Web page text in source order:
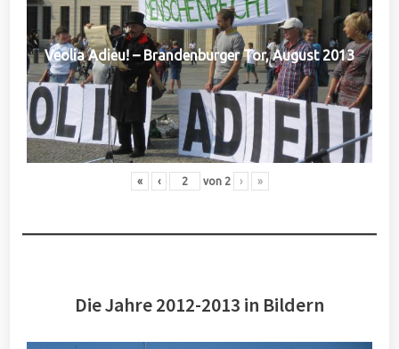
Veolia Adieu! – Brandenburger Tor, August 2013
« ‹ von 2 › »
Die Jahre 2012-2013 in Bildern